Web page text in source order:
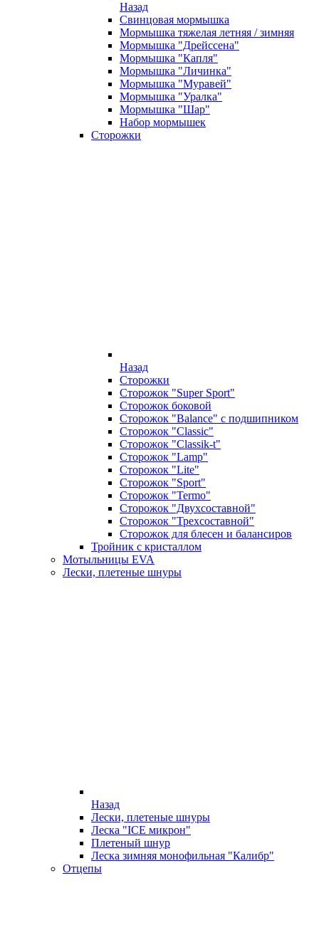
Назад
Свинцовая мормышка
Мормышка тяжелая летняя / зимняя
Мормышка "Дрейссена"
Мормышка "Капля"
Мормышка "Личинка"
Мормышка "Муравей"
Мормышка "Уралка"
Мормышка "Шар"
Набор мормышек
Сторожки
Назад
Сторожки
Сторожок "Super Sport"
Сторожок боковой
Сторожок "Balance" с подшипником
Сторожок "Classic"
Сторожок "Classik-t"
Сторожок "Lamp"
Сторожок "Lite"
Сторожок "Sport"
Сторожок "Termo"
Сторожок "Двухсоставной"
Сторожок "Трехсоставной"
Сторожок для блесен и балансиров
Тройник с кристаллом
Мотыльницы EVA
Лески, плетеные шнуры
Назад
Лески, плетеные шнуры
Леска "ICE микрон"
Плетеный шнур
Леска зимняя монофильная "Калибр"
Отцепы